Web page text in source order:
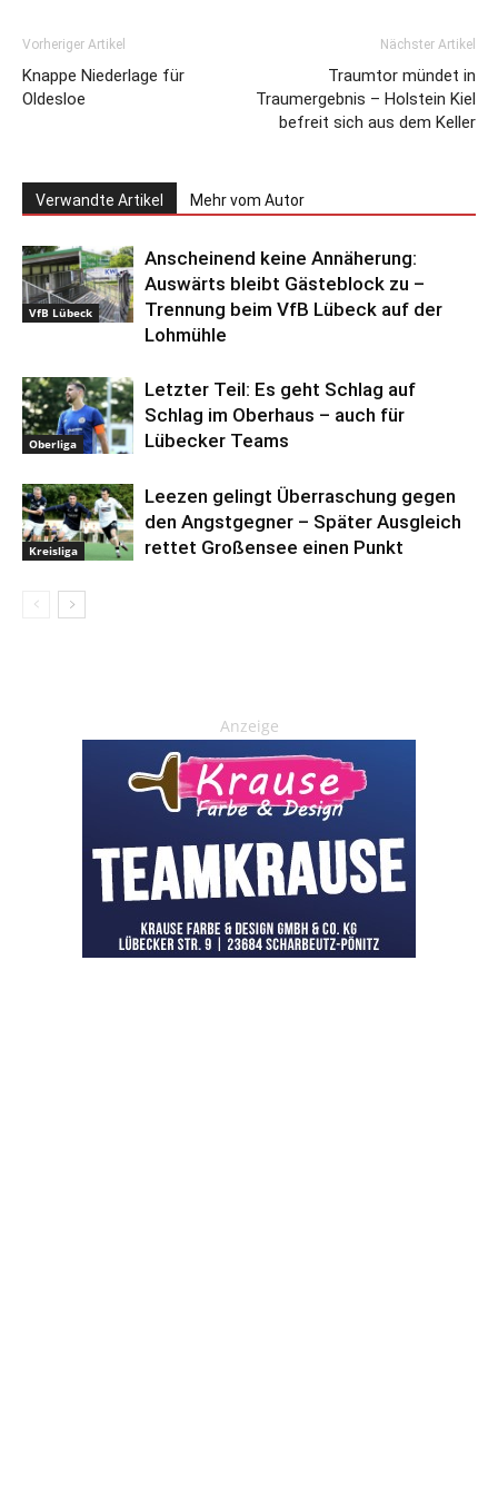
Vorheriger Artikel
Knappe Niederlage für
Oldesloe
Nächster Artikel
Traumtor mündet in
Traumergebnis – Holstein Kiel
befreit sich aus dem Keller
Verwandte Artikel Mehr vom Autor
VfB Lübeck
Anscheinend keine Annäherung:
Auswärts bleibt Gästeblock zu –
Trennung beim VfB Lübeck auf der
Lohmühle
Oberliga
Letzter Teil: Es geht Schlag auf
Schlag im Oberhaus – auch für
Lübecker Teams
Kreisliga
Leezen gelingt Überraschung gegen
den Angstgegner – Später Ausgleich
rettet Großensee einen Punkt
Anzeige